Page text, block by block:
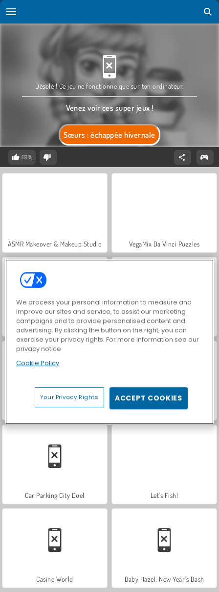
Sœurs : échappée hivernale
Désolé ! Ce jeu ne fonctionne que sur ton ordinateur.
Venez voir ces super jeux !
69%
ASMR Makeover & Makeup Studio VegaMix Da Vinci Puzzles
Farm Merge Valley Hidden Object: Street of Secrets
Royal Story
Car Parking City Duel Let's Fish!
Casino World Baby Hazel: New Year's Bash
We process your personal information to measure and
improve our sites and service, to assist our marketing
campaigns and to provide personalised content and
advertising. By clicking the button on the right, you can
exercise your privacy rights. For more information see our
privacy notice
Cookie Policy
Your Privacy Rights ACCEPT COOKIES